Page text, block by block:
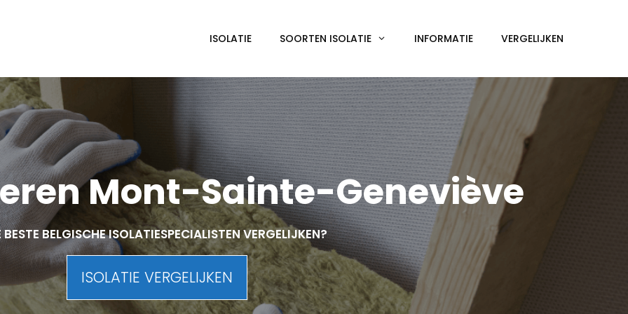
ISOLATIE SOORTEN ISOLATIE INFORMATIE VERGELIJKEN
Mont-Sainte-Geneviève
BESTE BELGISCHE ISOLATIESPECIALISTEN VERGELIJKEN?
ISOLATIE VERGELIJKEN